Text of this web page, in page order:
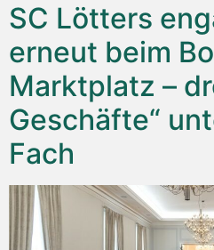
SC Lötters
erneut beim
Marktplatz –
Geschäfte“
Fach